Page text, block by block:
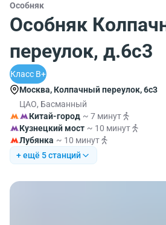
Особняк
Особняк
переулок, д.6с3
Класс B+
Москва, Колпачный переулок, 6с3
ЦАО, Басманный
Китай-город ~ 7 минут
Кузнецкий мост ~ 10 минут
Лубянка ~ 10 минут
+ ещё 5 станций